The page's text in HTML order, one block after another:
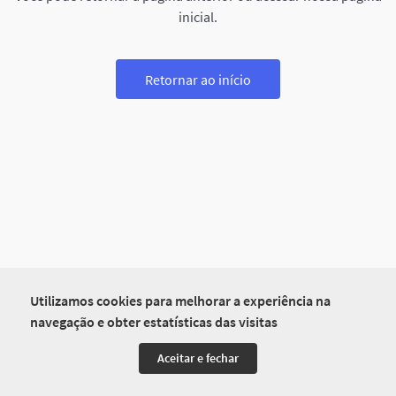
Utilizamos cookies para melhorar a experiência na
navegação e obter estatísticas das visitas
Aceitar e fechar
inicial.
Retornar ao início